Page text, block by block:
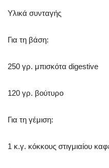
Υλικά συνταγής
Για τη βάση:
250 γρ. μπισκότα digestive
120 γρ. βούτυρο
Για τη γέμιση:
1 κ.γ. κόκκους στιγμιαίου